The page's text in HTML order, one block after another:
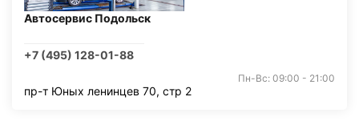
Автосервис Подольск
+7 (495) 128-01-88
Пн-Вс: 09:00 - 21:00
пр-т Юных ленинцев 70, стр 2